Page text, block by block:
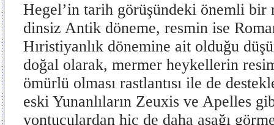
Hegel’in tarih görüşündeki önemli bir
dinsiz Antik döneme, resmin ise
Hıristiyanlık dönemine ait olduğu
doğal olarak, mermer heykellerin
ömürlü olması rastlantısı ile de
eski Yunanlıların Zeuxis ve Apelles
yontuculardan hiç de daha aşağı